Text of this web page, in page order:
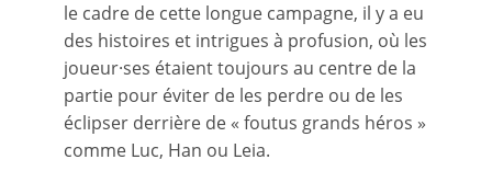
le cadre de cette longue campagne, il y a eu
des histoires et intrigues à profusion, où les
joueur·ses étaient toujours au centre de la
partie pour éviter de les perdre ou de les
éclipser derrière de « foutus grands héros »
comme Luc, Han ou Leia.